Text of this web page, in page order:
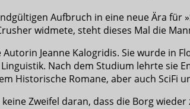
Aufbruch in eine neue Ära für
widmete, steht dieses Mal die
Jeanne Kalogridis. Sie wurde in
Nach dem Studium lehrte sie
Historische Romane, aber auch SciFi
keine Zweifel daran, dass die Borg